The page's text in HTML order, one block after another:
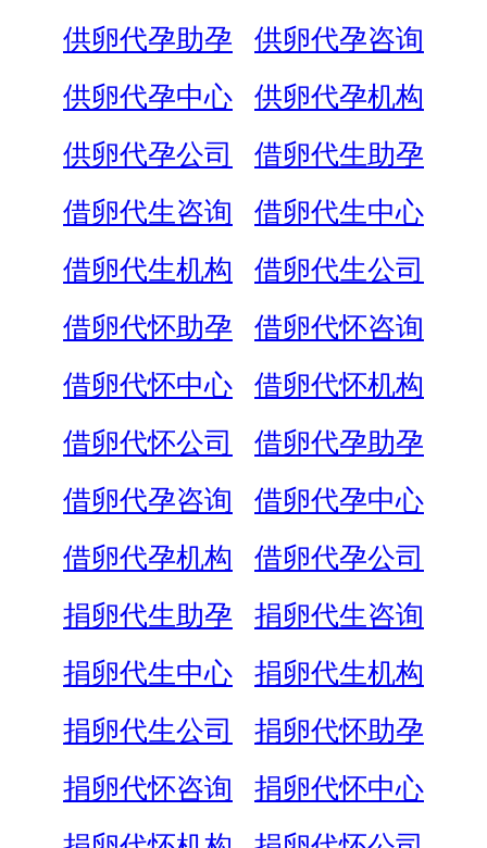
供卵代孕助孕
供卵代孕咨询
供卵代孕中心
供卵代孕机构
供卵代孕公司
借卵代生助孕
借卵代生咨询
借卵代生中心
借卵代生机构
借卵代生公司
借卵代怀助孕
借卵代怀咨询
借卵代怀中心
借卵代怀机构
借卵代怀公司
借卵代孕助孕
借卵代孕咨询
借卵代孕中心
借卵代孕机构
借卵代孕公司
捐卵代生助孕
捐卵代生咨询
捐卵代生中心
捐卵代生机构
捐卵代生公司
捐卵代怀助孕
捐卵代怀咨询
捐卵代怀中心